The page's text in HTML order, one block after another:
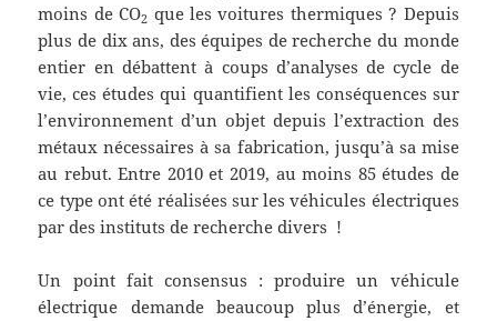
moins de CO2 que les voitures thermiques ? Depuis
plus de dix ans, des équipes de recherche du monde
entier en débattent à coups d’analyses de cycle de
vie, ces études qui quantifient les conséquences sur
l’environnement d’un objet depuis l’extraction des
métaux nécessaires à sa fabrication, jusqu’à sa mise
au rebut. Entre 2010 et 2019, au moins 85 études de
ce type ont été réalisées sur les véhicules électriques
par des instituts de recherche divers !
Un point fait consensus : produire un véhicule
électrique demande beaucoup plus d’énergie, et